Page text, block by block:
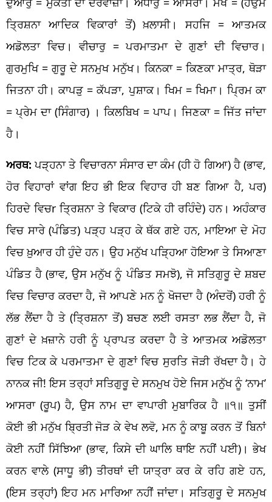
ਤ੍ਰਿਸ਼ਨਾ ਆਦਿਕ ਵਿਕਾਰਾਂ ਤੋਂ) ਖ਼ਲਾਸੀ। ਸਹਜਿ = ਆਤਮਕ
ਅਡੋਲਤਾ ਵਿਚ। ਵੀਚਾਰੁ = ਪਰਮਾਤਮਾ ਦੇ ਗੁਣਾਂ ਦੀ ਵਿਚਾਰ।
ਗੁਰਮੁਖਿ = ਗੁਰੂ ਦੇ ਸਨਮੁਖ ਮਨੁੱਖ। ਕਿਨਕਾ = ਕਿਣਕਾ ਮਾਤ੍ਰ, ਥੋੜਾ
ਜਿਤਨਾ ਹੀ। ਕਾਪੜੁ = ਕੱਪੜਾ, ਪੁਸ਼ਾਕ। ਖਿਮ = ਖਿਮਾ। ਪ੍ਰਿਮ ਕਾ
= ਪ੍ਰੇਮ ਦਾ (ਸਿੰਗਾਰ) । ਕਿਲਬਿਖ = ਪਾਪ। ਜਿਣਕਾ = ਜਿੱਤ ਜਾਂਦਾ
ਹੈ।
ਅਰਥ: ਪੜ੍ਹਨਾ ਤੇ ਵਿਚਾਰਨਾ ਸੰਸਾਰ ਦਾ ਕੰਮ (ਹੀ ਹੋ ਗਿਆ) ਹੈ (ਭਾਵ,
ਹੋਰ ਵਿਹਾਰਾਂ ਵਾਂਗ ਇਹ ਭੀ ਇਕ ਵਿਹਾਰ ਹੀ ਬਣ ਗਿਆ ਹੈ, ਪਰ)
ਹਿਰਦੇ ਵਿਚr ਤ੍ਰਿਸ਼ਨਾ ਤੇ ਵਿਕਾਰ (ਟਿਕੇ ਹੀ ਰਹਿੰਦੇ) ਹਨ। ਅਹੰਕਾਰ
ਵਿਚ ਸਾਰੇ (ਪੰਡਿਤ) ਪੜ੍ਹ ਪੜ੍ਹ ਕੇ ਥੱਕ ਗਏ ਹਨ, ਮਾਇਆ ਦੇ ਮੋਹ
ਵਿਚ ਖ਼ੁਆਰ ਹੀ ਹੁੰਦੇ ਹਨ। ਉਹ ਮਨੁੱਖ ਪੜ੍ਹਿਆ ਹੋਇਆ ਤੇ ਸਿਆਣਾ
ਪੰਡਿਤ ਹੈ (ਭਾਵ, ਉਸ ਮਨੁੱਖ ਨੂੰ ਪੰਡਿਤ ਸਮਝੋ), ਜੋ ਸਤਿਗੁਰੂ ਦੇ ਸ਼ਬਦ
ਵਿਚ ਵਿਚਾਰ ਕਰਦਾ ਹੈ, ਜੋ ਆਪਣੇ ਮਨ ਨੂੰ ਖੋਜਦਾ ਹੈ (ਅੰਦਰੋਂ) ਹਰੀ ਨੂੰ
ਲੱਭ ਲੈਂਦਾ ਹੈ ਤੇ (ਤ੍ਰਿਸ਼ਨਾ ਤੋਂ) ਬਚਣ ਲਈ ਰਸਤਾ ਲਭ ਲੈਂਦਾ ਹੈ, ਜੋ
ਗੁਣਾਂ ਦੇ ਖ਼ਜ਼ਾਨੇ ਹਰੀ ਨੂੰ ਪ੍ਰਾਪਤ ਕਰਦਾ ਹੈ ਤੇ ਆਤਮਕ ਅਡੋਲਤਾ
ਵਿਚ ਟਿਕ ਕੇ ਪਰਮਾਤਮਾ ਦੇ ਗੁਣਾਂ ਵਿਚ ਸੁਰਤਿ ਜੋੜੀ ਰੱਖਦਾ ਹੈ। ਹੇ
ਨਾਨਕ ਜੀ! ਇਸ ਤਰ੍ਹਾਂ ਸਤਿਗੁਰੂ ਦੇ ਸਨਮੁਖ ਹੋਏ ਜਿਸ ਮਨੁੱਖ ਨੂੰ ‘ਨਾਮ’
ਆਸਰਾ (ਰੂਪ) ਹੈ, ਉਸ ਨਾਮ ਦਾ ਵਾਪਾਰੀ ਮੁਬਾਰਿਕ ਹੈ ॥੧॥ ਤੁਸੀਂ
ਕੋਈ ਭੀ ਮਨੁੱਖ ਬ੍ਰਿਤੀ ਜੋੜ ਕੇ ਵੇਖ ਲਵੋ, ਮਨ ਨੂੰ ਕਾਬੂ ਕਰਨ ਤੋਂ ਬਿਨਾਂ
ਕੋਈ ਨਹੀਂ ਸਿੱਝਿਆ (ਭਾਵ, ਕਿਸੇ ਦੀ ਘਾਲਿ ਥਾਇ ਨਹੀਂ ਪਈ)। ਭੇਖ
ਕਰਨ ਵਾਲੇ (ਸਾਧੂ ਭੀ) ਤੀਰਥਾਂ ਦੀ ਯਾਤ੍ਰਾ ਕਰ ਕੇ ਰਹਿ ਗਏ ਹਨ,
(ਇਸ ਤਰ੍ਹਾਂ) ਇਹ ਮਨ ਮਾਰਿਆ ਨਹੀਂ ਜਾਂਦਾ। ਸਤਿਗੁਰੂ ਦੇ ਸਨਮੁਖ